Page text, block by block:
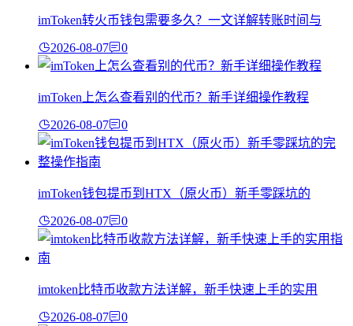
imToken转火币钱包需要多久？一文详解转账时间与
2026-08-07 0
imToken上怎么查看别的代币？新手详细操作教程
2026-08-07 0
imToken钱包提币到HTX（原火币）新手零踩坑的
2026-08-07 0
imtoken比特币收款方法详解，新手快速上手的实用
2026-08-07 0